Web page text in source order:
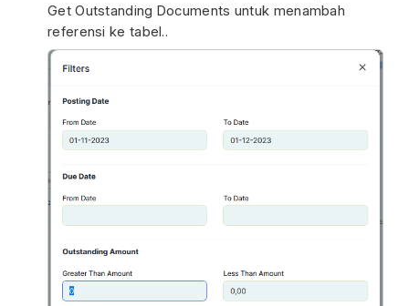
Get Outstanding Documents untuk menambah
referensi ke tabel..